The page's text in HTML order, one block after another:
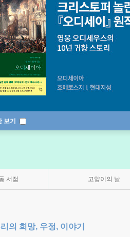
보기
서점 고양이의 날
의 희망, 우정, 이야기